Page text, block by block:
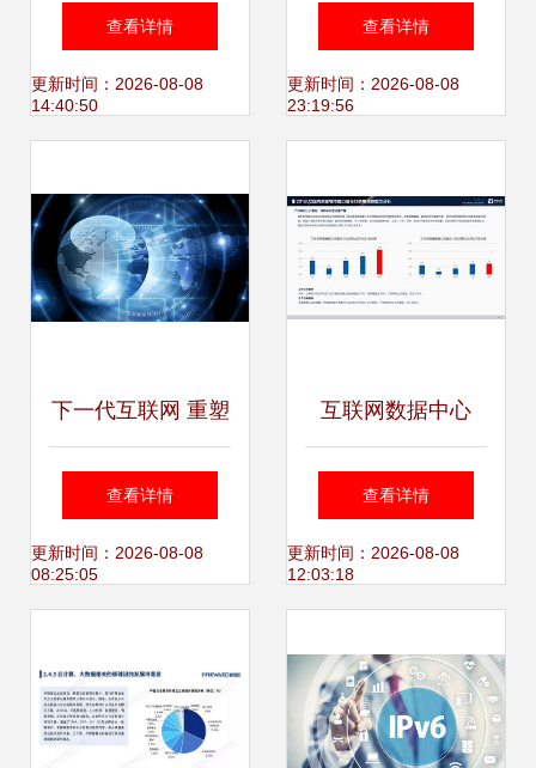
据中心 199it互联网
数据服务的监管与
查看详情
更新时间：2026-08-08
14:40:50
据挖掘驱动行业互
联网的分析服务
查看详情
更新时间：2026-08-08
23:19:56
下一代互联网 重塑
互联网数据服务的
未来图景
查看详情
更新时间：2026-08-08
08:25:05
互联网数据中心
199IT引领数据服
务新纪元
查看详情
更新时间：2026-08-08
12:03:18